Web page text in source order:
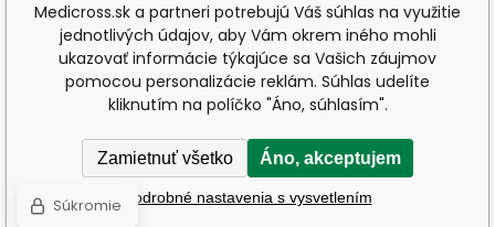
Medicross.sk a partneri potrebujú Váš súhlas na využitie
jednotlivých údajov, aby Vám okrem iného mohli
ukazovať informácie týkajúce sa Vašich záujmov
pomocou personalizácie reklám. Súhlas udelíte
kliknutím na políčko "Áno, súhlasím".
Zamietnuť všetko Áno, akceptujem
Podrobné nastavenia s vysvetlením
Súkromie